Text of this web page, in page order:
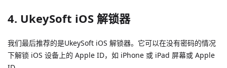
4. UkeySoft iOS 解锁器
我们最后推荐的是UkeySoft iOS 解锁器。它可以在没有密码的情况
下解锁 iOS 设备上的 Apple ID，如 iPhone 或 iPad 屏幕或 Apple